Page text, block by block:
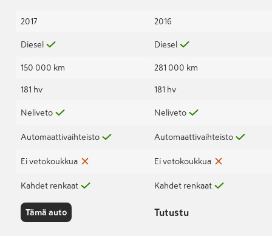
2017
Diesel
150 000 km
181 hv
Neliveto
Automaattivaihteisto
Ei vetokoukkua
Kahdet renkaat
Tämä auto
2016
Diesel
281 000 km
181 hv
Neliveto
Automaattivaihteisto
Ei vetokoukkua
Kahdet renkaat
Tutustu